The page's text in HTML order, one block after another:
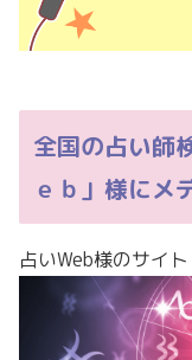
全国の占い師
ｅｂ」様にメ
占いWeb様のサイト